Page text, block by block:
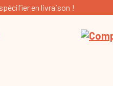
en livraison !